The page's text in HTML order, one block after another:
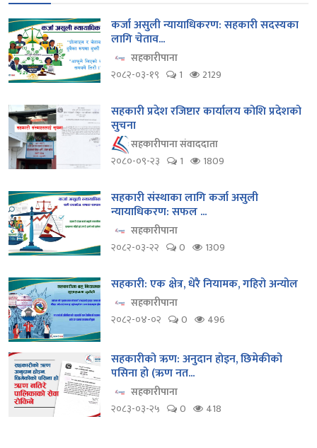
कर्जा असुली न्यायाधिकरण: सहकारी सदस्यका
लागि चेताव...
सहकारीपाना
२०८२-०३-१९
1 2129
सहकारी प्रदेश रजिष्टार कार्यालय कोशि प्रदेशको
सुचना
सहकारीपाना संवाददाता
२०८०-०९-२३
1 1809
सहकारी संस्थाका लागि कर्जा असुली
न्यायाधिकरण: सफल ...
सहकारीपाना
२०८२-०३-२२
0 1309
सहकारी: एक क्षेत्र, धेरै नियामक, गहिरो अन्योल
सहकारीपाना
२०८२-०४-०२
0 496
सहकारीको ऋण: अनुदान होइन, छिमेकीको
पसिना हो (ऋण नत...
सहकारीपाना
२०८३-०३-२५
0 418